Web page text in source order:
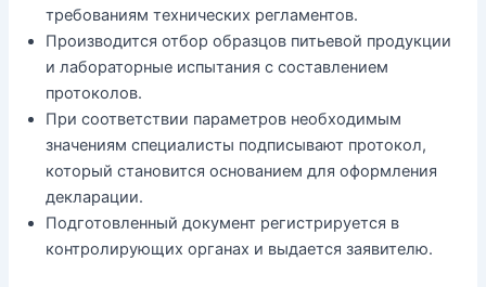
требованиям технических регламентов.
Производится отбор образцов питьевой продукции
и лабораторные испытания с составлением
протоколов.
При соответствии параметров необходимым
значениям специалисты подписывают протокол,
который становится основанием для оформления
декларации.
Подготовленный документ регистрируется в
контролирующих органах и выдается заявителю.